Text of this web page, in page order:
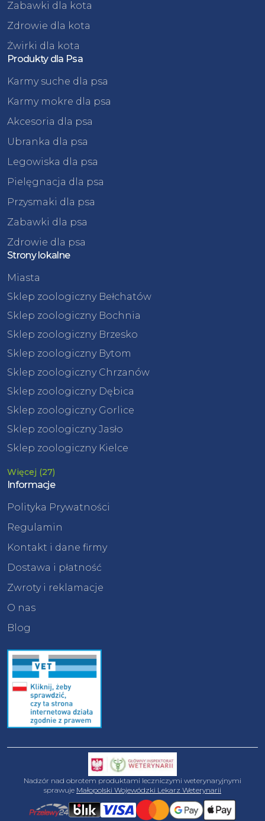
Zabawki dla kota
Zdrowie dla kota
Żwirki dla kota
Produkty dla Psa
Karmy suche dla psa
Karmy mokre dla psa
Akcesoria dla psa
Ubranka dla psa
Legowiska dla psa
Pielęgnacja dla psa
Przysmaki dla psa
Zabawki dla psa
Zdrowie dla psa
Strony lokalne
Miasta
Sklep zoologiczny Bełchatów
Sklep zoologiczny Bochnia
Sklep zoologiczny Brzesko
Sklep zoologiczny Bytom
Sklep zoologiczny Chrzanów
Sklep zoologiczny Dębica
Sklep zoologiczny Gorlice
Sklep zoologiczny Jasło
Sklep zoologiczny Kielce
Więcej (27)
Informacje
Polityka Prywatności
Regulamin
Kontakt i dane firmy
Dostawa i płatność
Zwroty i reklamacje
O nas
Blog
Nadzór nad obrotem produktami leczniczymi weterynaryjnymi
sprawuje Małopolski Wojewódzki Lekarz Weterynarii